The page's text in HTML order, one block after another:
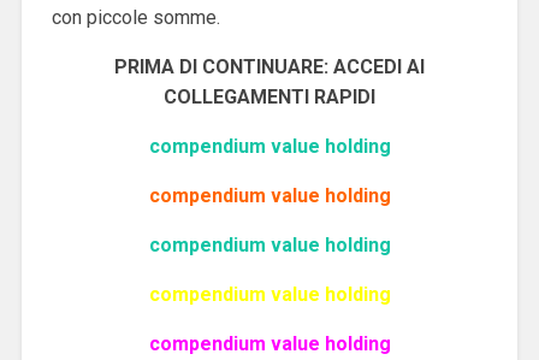
con piccole somme.
PRIMA DI CONTINUARE: ACCEDI AI
COLLEGAMENTI RAPIDI
compendium value holding
compendium value holding
compendium value holding
compendium value holding
compendium value holding